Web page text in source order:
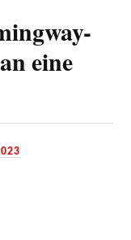
eine